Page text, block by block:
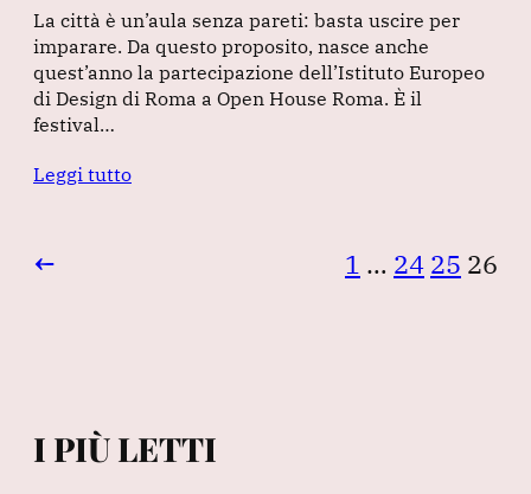
La città è un’aula senza pareti: basta uscire per
imparare. Da questo proposito, nasce anche
quest’anno la partecipazione dell’Istituto Europeo
di Design di Roma a Open House Roma. È il
festival…
Leggi tutto
← 1 … 24 25 26
I PIÙ LETTI